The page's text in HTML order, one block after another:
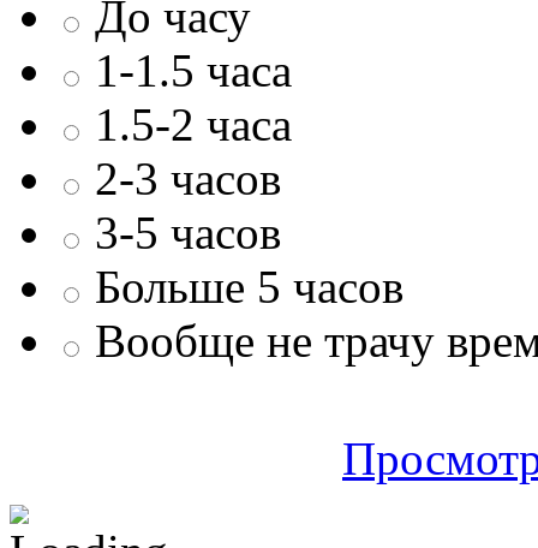
До часу
1-1.5 часа
1.5-2 часа
2-3 часов
3-5 часов
Больше 5 часов
Вообще не трачу